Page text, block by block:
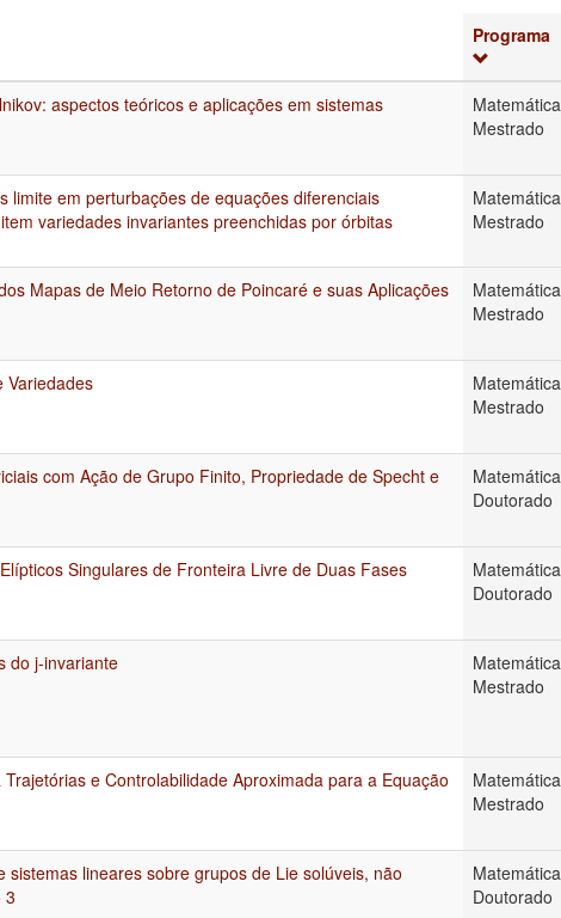
Programa
aspectos teóricos e aplicações em sistemas
Matemática
Mestrado
limite em perturbações de equações diferenciais
variedades invariantes preenchidas por órbitas
Matemática
Mestrado
Mapas de Meio Retorno de Poincaré e suas Aplicações
Matemática
Mestrado
Variedades
Matemática
Mestrado
com Ação de Grupo Finito, Propriedade de Specht e
Matemática
Doutorado
Singulares de Fronteira Livre de Duas Fases
Matemática
Doutorado
do j-invariante
Matemática
Mestrado
e Controlabilidade Aproximada para a Equação
Matemática
Mestrado
sistemas lineares sobre grupos de Lie solúveis, não
3
Matemática
Doutorado